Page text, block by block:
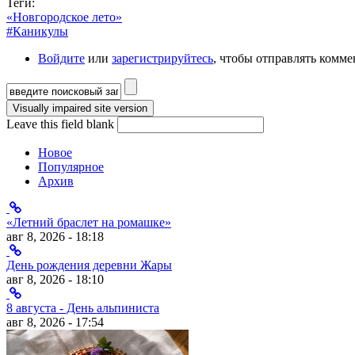
Теги:
«Новгородское лето»
#Каникулы
Войдите или зарегистрируйтесь, чтобы отправлять
Форма поиска
Leave this field blank
Новое
Популярное
Архив
«Летний браслет на ромашке»
авг 8, 2026 - 18:18
День рождения деревни Жары
авг 8, 2026 - 18:10
8 августа - День альпиниста
авг 8, 2026 - 17:54